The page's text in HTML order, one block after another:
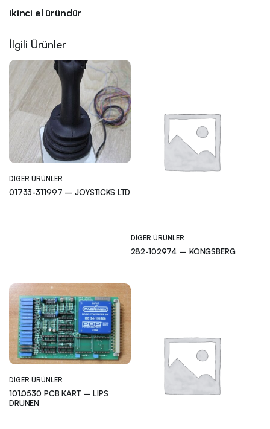
ikinci el üründür
İlgili Ürünler
DIGER ÜRÜNLER
01733-311997 – JOYSTICKS LTD
DIGER ÜRÜNLER
282-102974 – KONGSBERG
DIGER ÜRÜNLER
101.0530 PCB KART – LIPS
DRUNEN